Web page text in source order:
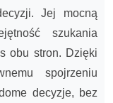
Jej mocną
szukania
obu stron. Dzięki
spojrzeniu
decyzje, bez